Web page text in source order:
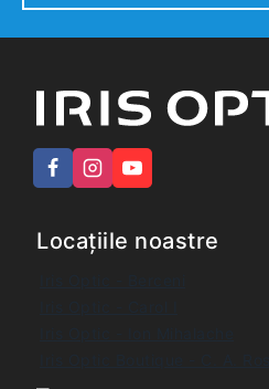
Locațiile noastre